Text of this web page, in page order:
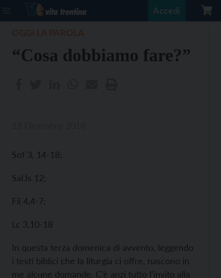
Accedi
“Cosa dobbiamo fare?”
Sof 3, 14-18;
Sal.Is 12;
Fil 4,4-7;
Lc 3,10-18
In questa terza domenica di avvento, leggendo
i testi biblici che la liturgia ci offre, nascono in
me alcune domande. C’è anzi tutto l’invito alla